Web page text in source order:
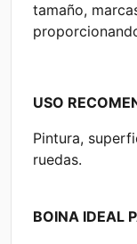
tamaño,
USO
Pintura,
ruedas.
BOINA IDEAL